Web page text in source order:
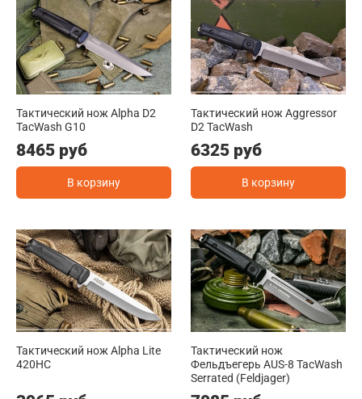
Тактический нож Alpha D2
TacWash G10
8465 руб
В корзину
Тактический нож Aggressor
D2 TacWash
6325 руб
В корзину
Тактический нож Alpha Lite
420HC
Тактический нож
Фельдъегерь AUS-8 TacWash
Serrated (Feldjager)